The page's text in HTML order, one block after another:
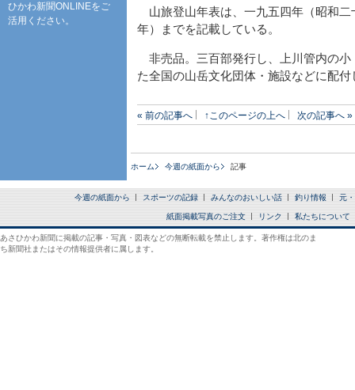
山旅登山年表は、一九五四年（昭和二
年）までを記載している。
非売品。三百部発行し、上川管内の小
た全国の山岳文化団体・施設などに配
« 前の記事へ ↑このページの上へ 次の記事へ »
ホーム 今週の紙面から 記事
ひかわ新聞ONLINEをご
活用ください。
今週の紙面から スポーツの記録 みんなのおいしい話 釣り情報 元
紙面掲載写真のご注文 リンク 私たちについて
あさひかわ新聞に掲載の記事・写真・図表などの無断転載を禁止します。著作権は北のま
ち新聞社またはその情報提供者に属します。